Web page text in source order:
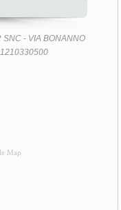
SNC - VIA BONANNO
Map